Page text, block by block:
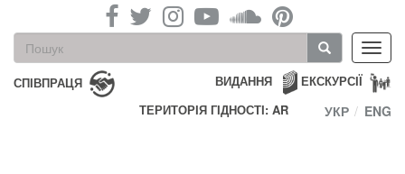
Пошукова
форма
Пошук
СПІВПРАЦЯ ЕКСКУРСІЇ
ВИДАННЯ
ТЕРИТОРІЯ ГІДНОСТІ: AR
УКР ENG